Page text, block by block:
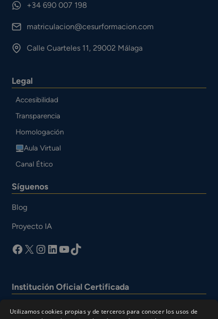
+34 690 007 198
matriculacion@cesurformacion.com
Calle Cuarteles 11, 29002 Málaga
Legal
Accesibilidad
Transparencia
Homologación
Aula Virtual
Canal Ético
Síguenos
Blog
Proyecto IA
facebook
X Instagram
LinkedIn
YouTube
TikTok
Institución Oficial Certificada
Utilizamos cookies propias y de terceros para conocer los usos de